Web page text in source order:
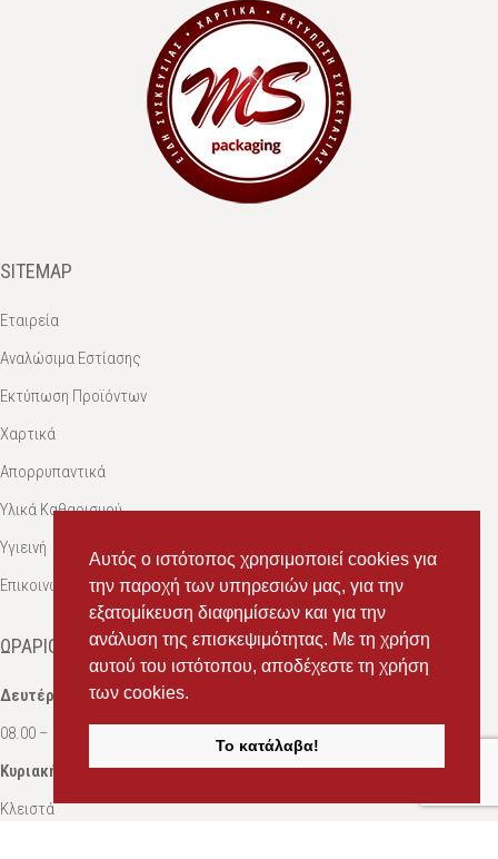
Αυτός ο ιστότοπος χρησιμοποιεί cookies για
την παροχή των υπηρεσιών μας, για την
εξατομίκευση διαφημίσεων και για την
ανάλυση της επισκεψιμότητας. Με τη χρήση
αυτού του ιστότοπου, αποδέχεστε τη χρήση
των cookies.
Το κατάλαβα!
SITEMAP
Εταιρεία
Αναλώσιμα Εστίασης
Εκτύπωση Προϊόντων
Χαρτικά
Απορρυπαντικά
Υλικά Καθαρισμού
Υγιεινή
Επικοινωνία
ΩΡΆΡΙΟ
Δευτέρα-Σάββατο:
08.00 – 16.00
Κυριακή:
Κλειστά